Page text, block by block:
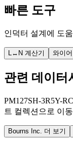
빠른 도구
인덕터 설계에 도
L↔N 계산기 와이
관련 데이터
PM127SH-3R5Y-
트 컬렉션으로 이
Bourns Inc. 더 보기